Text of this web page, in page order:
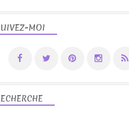
PAQUETS CADEAUX
CADEAU
MOI